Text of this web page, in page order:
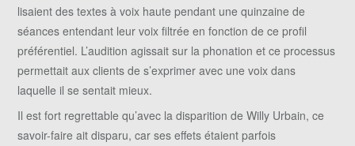
lisaient des textes à voix haute pendant une quinzaine de
séances entendant leur voix filtrée en fonction de ce profil
préférentiel. L’audition agissait sur la phonation et ce processus
permettait aux clients de s’exprimer avec une voix dans
laquelle il se sentait mieux.
Il est fort regrettable qu’avec la disparition de Willy Urbain, ce
savoir-faire ait disparu, car ses effets étaient parfois